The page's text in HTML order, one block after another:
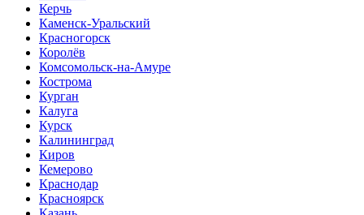
Керчь
Каменск-Уральский
Красногорск
Королёв
Комсомольск-на-Амуре
Кострома
Курган
Калуга
Курск
Калининград
Киров
Кемерово
Краснодар
Красноярск